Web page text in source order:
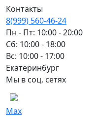
Контакты
8(999) 560-46-24
Пн - Пт: 10:00 - 20:00
Сб: 10:00 - 18:00
Вс: 10:00 - 17:00
Екатеринбург
Мы в соц. сетях
Max